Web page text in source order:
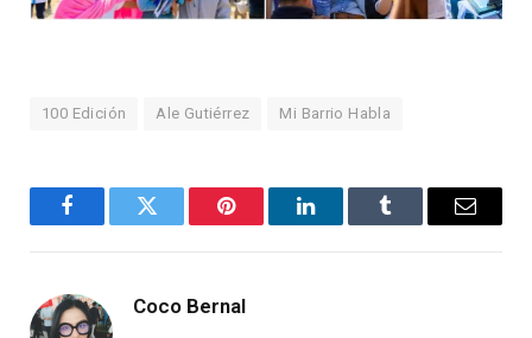
100 Edición Ale Gutiérrez Mi Barrio Habla
FacebookTwitter Pinterest LinkedInTumblr Email
Coco Bernal